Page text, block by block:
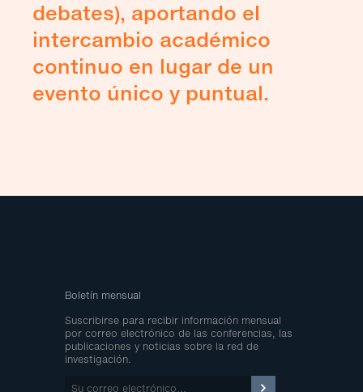
debates), aportando el
intercambio académico
continuo en lugar de un
evento único y puntual.
Boletín mensual
Suscribirse para recibir información mensual
por correo electrónico de las conferencias, las
publicaciones y noticias sobre la red de
investigación.
Su